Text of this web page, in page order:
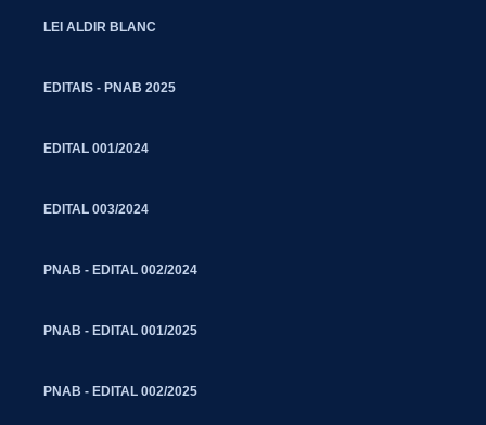
LEI ALDIR BLANC
EDITAIS - PNAB 2025
EDITAL 001/2024
EDITAL 003/2024
PNAB - EDITAL 002/2024
PNAB - EDITAL 001/2025
PNAB - EDITAL 002/2025